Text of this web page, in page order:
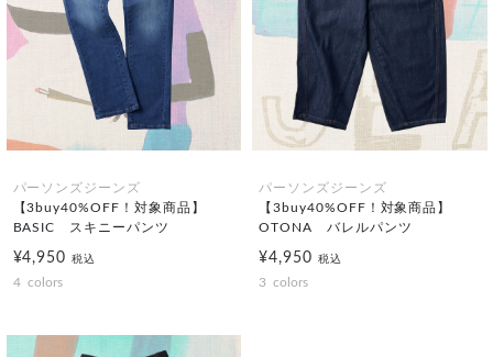
パーソンズジーンズ
【3buy40%OFF！対象商品】
BASIC スキニーパンツ
¥4,950税込
4 colors
パーソンズジーンズ
【3buy40%OFF！対象商品】
OTONA バレルパンツ
¥4,950 税込
3 colors